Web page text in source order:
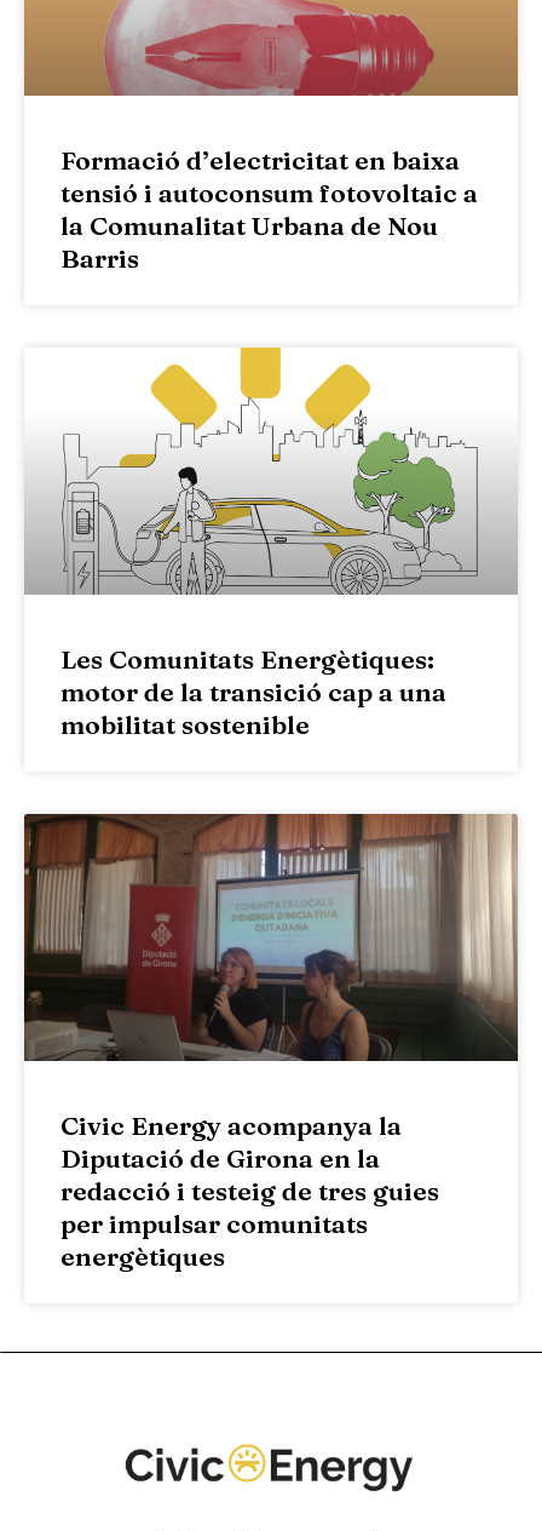
Formació d’electricitat en baixa
tensió i autoconsum fotovoltaic a
la Comunalitat Urbana de Nou
Barris
Les Comunitats Energètiques:
motor de la transició cap a una
mobilitat sostenible
Civic Energy acompanya la
Diputació de Girona en la
redacció i testeig de tres guies
per impulsar comunitats
energètiques